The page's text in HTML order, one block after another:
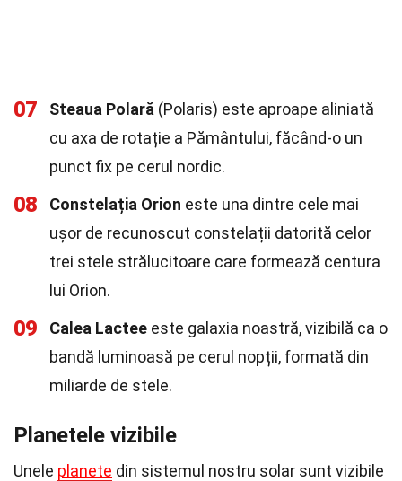
07 Steaua Polară (Polaris) este aproape aliniată
cu axa de rotație a Pământului, făcând-o un
punct fix pe cerul nordic.
08 Constelația Orion este una dintre cele mai
ușor de recunoscut constelații datorită celor
trei stele strălucitoare care formează centura
lui Orion.
09 Calea Lactee este galaxia noastră, vizibilă ca o
bandă luminoasă pe cerul nopții, formată din
miliarde de stele.
Planetele vizibile
Unele planete din sistemul nostru solar sunt vizibile